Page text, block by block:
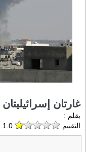
غارتان
بقلم :
التقييم
1.0